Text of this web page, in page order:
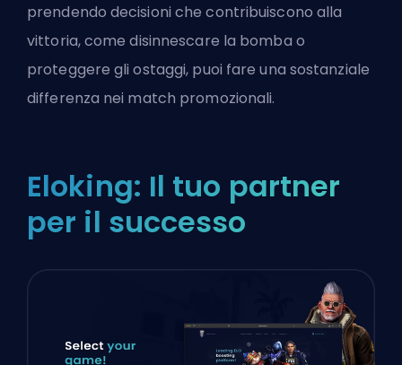
prendendo decisioni che contribuiscono alla
vittoria, come disinnescare la bomba o
proteggere gli ostaggi, puoi fare una sostanziale
differenza nei match promozionali.
Eloking: Il tuo partner
per il successo